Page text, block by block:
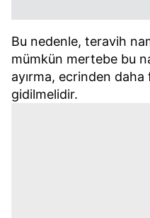
Bu nedenle, teravih
mümkün mertebe bu
ayırma, ecrinden
gidilmelidir.